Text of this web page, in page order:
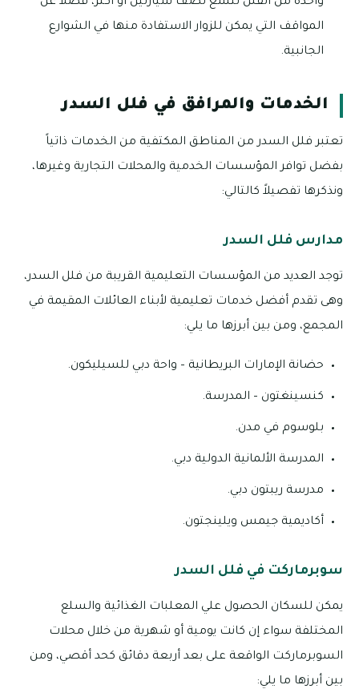
المواقف التي يمكن للزوار الاستفادة منها في الشوارع
الجانبية.
الخدمات والمرافق في فلل السدر
تعتبر فلل السدر من المناطق المكتفية من الخدمات ذاتياً
بفضل توافر المؤسسات الخدمية والمحلات التجارية وغيرها،
ونذكرها تفصيلاً كالتالي:
مدارس فلل السدر
توجد العديد من المؤسسات التعليمية القريبة من فلل السدر،
وهى تقدم أفضل خدمات تعليمية لأبناء العائلات المقيمة في
المجمع، ومن بين أبرزها ما يلي:
حضانة الإمارات البريطانية – واحة دبي للسيليكون.
كنسينغتون – المدرسة.
بلوسوم في مدن.
المدرسة الألمانية الدولية دبي.
مدرسة ريبتون دبي.
أكاديمية جيمس ويلينجتون.
سوبرماركت في فلل السدر
يمكن للسكان الحصول علي المعلبات الغذائية والسلع
المختلفة سواء إن كانت يومية أو شهرية من خلال محلات
السوبرماركت الواقعة على بعد أربعة دقائق كحد أقصي، ومن
بين أبرزها ما يلي: